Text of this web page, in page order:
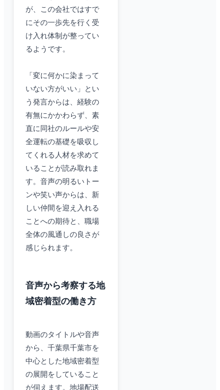
が、この会社ではすで
にその一歩先を行く受
け入れ体制が整ってい
るようです。
「変に何かに染まって
いない方がいい」とい
う発言からは、経験の
有無にかかわらず、素
直に同社のルールや安
全運転の基礎を吸収し
てくれる人材を求めて
いることが読み取れま
す。音声の明るいトー
ンや笑い声からは、新
しい仲間を迎え入れる
ことへの期待と、職場
全体の風通しの良さが
感じられます。
音声から考察する地
域密着型の働き方
動画のタイトルや音声
から、千葉県千葉市を
中心とした地域密着型
の展開をしていること
が伺えます。地場配送